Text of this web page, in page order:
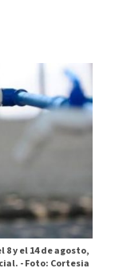
y el 14 de agosto,
-Foto: Cortesia